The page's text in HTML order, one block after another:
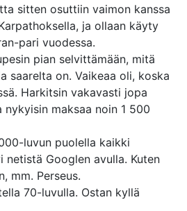
sitten osuttiin vaimon kanssa
ja ollaan käyty
pari vuodessa.
pian selvittämään, mitä
saarelta on. Vaikeaa oli, koska
Harkitsin vakavasti jopa
nykyisin maksaa noin 1 500
luvun puolella kaikki
netistä Googlen avulla. Kuten
mm. Perseus.
70-luvulla. Ostan kyllä